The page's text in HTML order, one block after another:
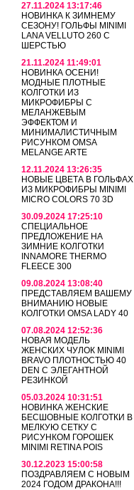
27.11.2024 13:17:46
НОВИНКА К ЗИМНЕМУ
СЕЗОНУ! ГОЛЬФЫ MINIMI
LANA VELLUTO 260 С
ШЕРСТЬЮ
21.11.2024 11:49:01
НОВИНКА ОСЕНИ!
МОДНЫЕ ПЛОТНЫЕ
КОЛГОТКИ ИЗ
МИКРОФИБРЫ С
МЕЛАНЖЕВЫМ
ЭФФЕКТОМ И
МИНИМАЛИСТИЧНЫМ
РИСУНКОМ OMSA
MELANGE ARTE
12.11.2024 13:26:35
НОВЫЕ ЦВЕТА В ГОЛЬФАХ
ИЗ МИКРОФИБРЫ MINIMI
MICRO COLORS 70 3D
30.09.2024 17:25:10
СПЕЦИАЛЬНОЕ
ПРЕДЛОЖЕНИЕ НА
ЗИМНИЕ КОЛГОТКИ
INNAMORE THERMO
FLEECE 300
09.08.2024 13:08:40
ПРЕДСТАВЛЯЕМ ВАШЕМУ
ВНИМАНИЮ НОВЫЕ
КОЛГОТКИ OMSA LADY 40
07.08.2024 12:52:36
НОВАЯ МОДЕЛЬ
ЖЕНСКИХ ЧУЛОК MINIMI
BRAVO ПЛОТНОСТЬЮ 40
DEN С ЭЛЕГАНТНОЙ
РЕЗИНКОЙ
05.03.2024 10:31:51
НОВИНКА ЖЕНСКИЕ
БЕСШОВНЫЕ КОЛГОТКИ В
МЕЛКУЮ СЕТКУ С
РИСУНКОМ ГОРОШЕК
MINIMI RETINA POIS
30.12.2023 15:00:58
ПОЗДРАВЛЯЕМ С НОВЫМ
2024 ГОДОМ ДРАКОНА!!!